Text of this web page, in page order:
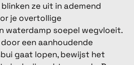
ze uit in ademend
je overtollige
waterdamp soepel wegvloeit.
een aanhoudende
gaat lopen, bewijst het